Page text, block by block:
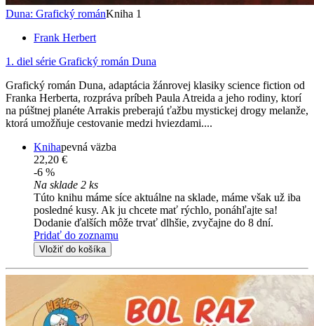
Duna: Grafický románKniha 1
Frank Herbert
1. diel série Grafický román Duna
Grafický román Duna, adaptácia žánrovej klasiky science fiction od
Franka Herberta, rozpráva príbeh Paula Atreida a jeho rodiny, ktorí
na púštnej planéte Arrakis preberajú ťažbu mystickej drogy melanže,
ktorá umožňuje cestovanie medzi hviezdami....
Knihapevná väzba
22,20 €
-6 %
Na sklade 2 ks
Túto knihu máme síce aktuálne na sklade, máme však už iba
posledné kusy. Ak ju chcete mať rýchlo, ponáhľajte sa!
Dodanie ďalších môže trvať dlhšie, zvyčajne do 8 dní.
Pridať do zoznamu
Vložiť do košíka